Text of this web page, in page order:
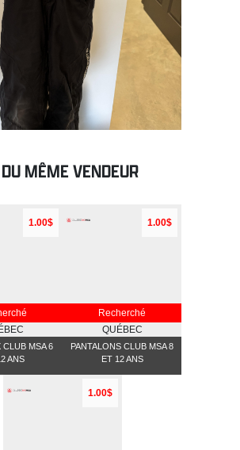
MÊME VENDEUR
1.00$
CLUB MSA 6
ANS
1.00$
Recherché
QUÉBEC
PANTALONS CLUB MSA 8
ET 12 ANS
1.00$